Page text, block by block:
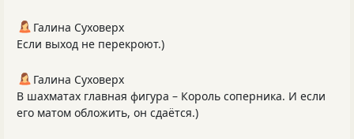
Галина Суховерх
Если выход не перекроют.)
Галина Суховерх
В шахматах главная фигура – Король соперника. И если
его матом обложить, он сдаётся.)